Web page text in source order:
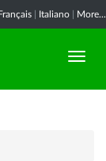
Italiano More...